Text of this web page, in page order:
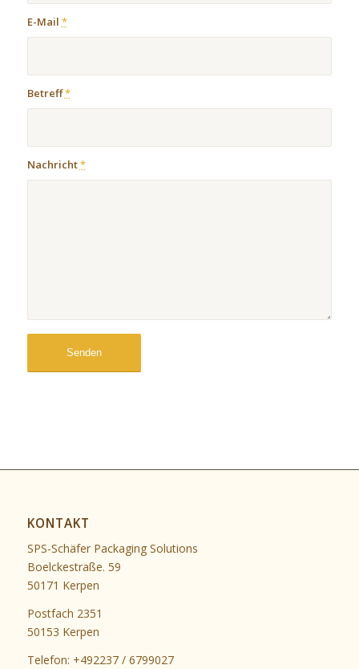
E-Mail *
Betreff*
Nachricht*
KONTAKT
SPS-Schäfer Packaging Solutions
Boelckestraße. 59
50171 Kerpen
Postfach 2351
50153 Kerpen
Telefon: +492237 / 6799027